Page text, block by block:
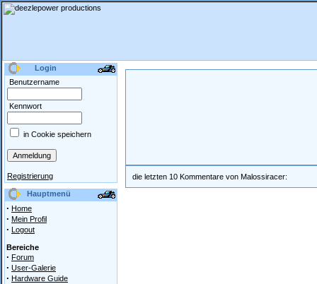
Login
Benutzername
Kennwort
in Cookie speichern
Registrierung
Hauptmenü
· Home
· Mein Profil
· Logout
Bereiche
· Forum
· User-Galerie
· Hardware Guide
die letzten 10 Kommentare von Malossiracer: